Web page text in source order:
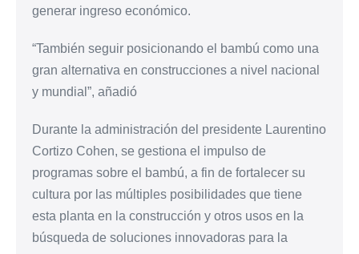
generar ingreso económico.
“También seguir posicionando el bambú como una
gran alternativa en construcciones a nivel nacional
y mundial”, añadió
Durante la administración del presidente Laurentino
Cortizo Cohen, se gestiona el impulso de
programas sobre el bambú, a fin de fortalecer su
cultura por las múltiples posibilidades que tiene
esta planta en la construcción y otros usos en la
búsqueda de soluciones innovadoras para la